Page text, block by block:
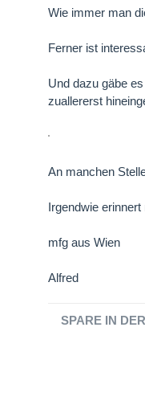
Wie immer man
Ferner ist
Und dazu gäbe
zuallererst
An manchen
Irgendwie
mfg aus Wien
Alfred
SPARE IN